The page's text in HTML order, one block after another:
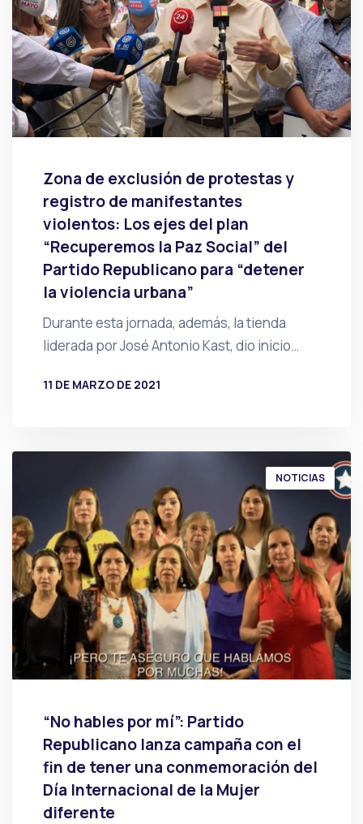
Zona de exclusión de protestas y
registro de manifestantes
violentos: Los ejes del plan
“Recuperemos la Paz Social” del
Partido Republicano para “detener
la violencia urbana”
Durante esta jornada, además, la tienda
liderada por José Antonio Kast, dio inicio…
11 DE MARZO DE 2021
NOTICIAS
“No hables por mí”: Partido
Republicano lanza campaña con el
fin de tener una conmemoración del
Día Internacional de la Mujer
diferente